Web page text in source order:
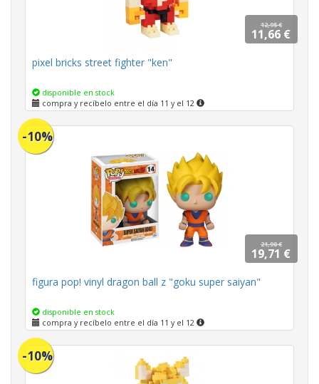
12,95 €
11,66 €
pixel bricks street fighter "ken"
disponible en stock
compra y recíbelo entre el día 11 y el 12
-10%
21,90 €
19,71 €
figura pop! vinyl dragon ball z "goku super saiyan"
disponible en stock
compra y recíbelo entre el día 11 y el 12
-10%